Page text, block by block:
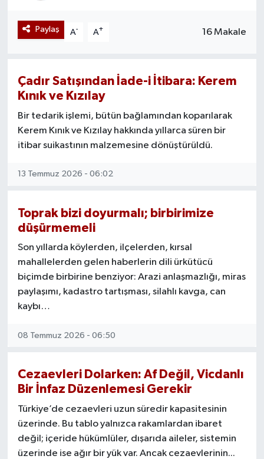
Paylaş A- A+ 16 Makale
Çadır Satışından İade-i İtibara: Kerem
Kınık ve Kızılay
Bir tedarik işlemi, bütün bağlamından koparılarak
Kerem Kınık ve Kızılay hakkında yıllarca süren bir
itibar suikastının malzemesine dönüştürüldü.
13 Temmuz 2026 - 06:02
Toprak bizi doyurmalı; birbirimize
düşürmemeli
Son yıllarda köylerden, ilçelerden, kırsal
mahallelerden gelen haberlerin dili ürkütücü
biçimde birbirine benziyor: Arazi anlaşmazlığı, miras
paylaşımı, kadastro tartışması, silahlı kavga, can
kaybı…
08 Temmuz 2026 - 06:50
Cezaevleri Dolarken: Af Değil, Vicdanlı
Bir İnfaz Düzenlemesi Gerekir
Türkiye’de cezaevleri uzun süredir kapasitesinin
üzerinde. Bu tablo yalnızca rakamlardan ibaret
değil; içeride hükümlüler, dışarıda aileler, sistemin
üzerinde ise ağır bir yük var. Ancak cezaevlerinin...
Mevzuat